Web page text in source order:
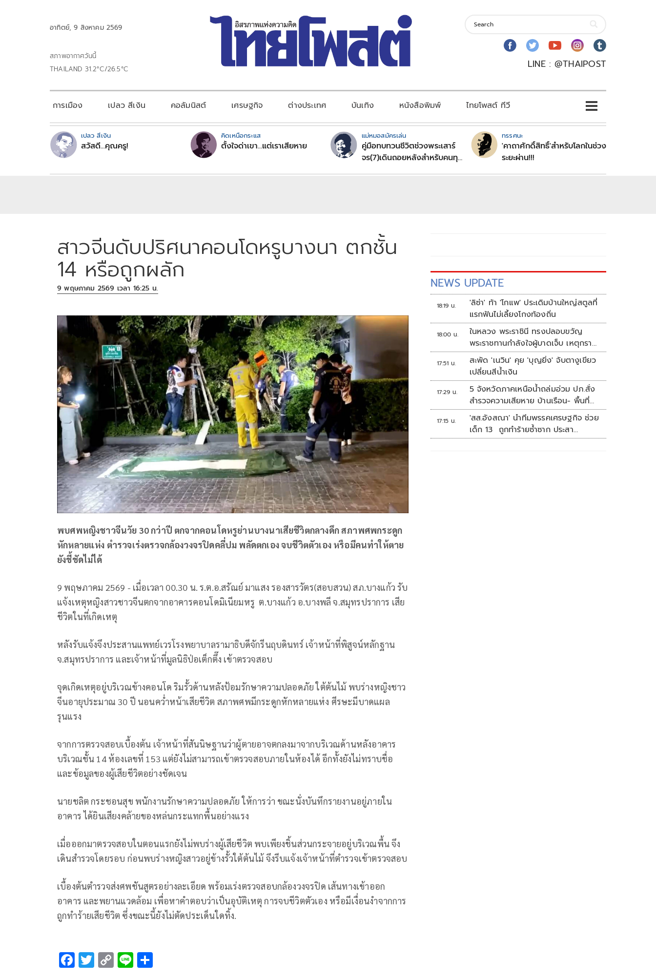
อาทิตย์, 9 สิงหาคม 2569
สภาพอากาศวันนี้
THAILAND 31.2°C/26.5°C
LINE : @THAIPOST
การเมือง เปลว สีเงิน คอลัมนิสต์ เศรษฐกิจ ต่างประเทศ บันเทิง หนังสือพิมพ์ ไทยโพสต์ ทีวี
เปลว สีเงิน
สวัสดี...คุณครู!
คิดเหนือกระแส
ตั้งใจด่าเขา...แต่เราเสียหาย
แม่หมอสมัครเล่น
คู่มือทบทวนชีวิตช่วงพระเสาร์
จร(7)เดินถอยหลังสำหรับคนทุก
ทรรศนะ
'คาถาศักดิ์สิทธิ์'สำหรับโลกในช่วง
ระยะผ่าน!!!
สาวจีนดับปริศนาคอนโดหรูบางนา ตกชั้น
14 หรือถูกผลัก
9 พฤษภาคม 2569 เวลา 16:25 น.
พบศพหญิงชาวจีนวัย 30 กว่าปี ตกจากคอนโดหรูย่านบางนาเสียชีวิตกลางดึก สภาพศพกระดูก
หักหลายแห่ง ตำรวจเร่งตรวจกล้องวงจรปิดคลี่ปม พลัดตกเอง จบชีวิตตัวเอง หรือมีคนทำให้ตาย
ยังชี้ชัดไม่ได้
9 พฤษภาคม 2569 - เมื่อเวลา 00.30 น. ร.ต.อ.สรัณย์ มาแสง รองสารวัตร(สอบสวน) สภ.บางแก้ว รับ
แจ้งเหตุหญิงสาวชาวจีนตกจากอาคารคอนโดมิเนียมหรู ต.บางแก้ว อ.บางพลี จ.สมุทรปราการ เสีย
ชีวิตในที่เกิดเหตุ
หลังรับแจ้งจึงประสานแพทย์เวรโรงพยาบาลรามาธิบดีจักรีนฤบดินทร์ เจ้าหน้าที่พิสูจน์หลักฐาน
จ.สมุทรปราการ และเจ้าหน้าที่มูลนิธิป่อเต็กตึ๊ง เข้าตรวจสอบ
จุดเกิดเหตุอยู่บริเวณข้างคอนโด ริมรั้วด้านหลังป้อมรักษาความปลอดภัย ใต้ต้นไม้ พบร่างหญิงชาว
จีนอายุประมาณ 30 ปี นอนคว่ำหน้าเสียชีวิต สภาพศพมีกระดูกหักหลายแห่ง ศีรษะมีบาดแผล
รุนแรง
จากการตรวจสอบเบื้องต้น เจ้าหน้าที่สันนิษฐานว่าผู้ตายอาจตกลงมาจากบริเวณด้านหลังอาคาร
บริเวณชั้น 14 ห้องเลขที่ 153 แต่ยังไม่สามารถเข้าตรวจสอบภายในห้องได้ อีกทั้งยังไม่ทราบชื่อ
และข้อมูลของผู้เสียชีวิตอย่างชัดเจน
นายชลิต กระชอนสุข พนักงานรักษาความปลอดภัย ให้การว่า ขณะนั่งบันทึกรายงานอยู่ภายใน
อาคาร ได้ยินเสียงคล้ายของหล่นกระแทกพื้นอย่างแรง
เมื่อออกมาตรวจสอบในตอนแรกยังไม่พบร่างผู้เสียชีวิต พบเพียงชิ้นส่วนกระจายอยู่บริเวณพื้น จึง
เดินสำรวจโดยรอบ ก่อนพบร่างหญิงสาวอยู่ข้างรั้วใต้ต้นไม้ จึงรีบแจ้งเจ้าหน้าที่ตำรวจเข้าตรวจสอบ
เบื้องต้นตำรวจส่งศพชันสูตรอย่างละเอียด พร้อมเร่งตรวจสอบกล้องวงจรปิด เส้นทางเข้าออก
อาคาร และพยานแวดล้อม เพื่อหาคำตอบว่าเป็นอุบัติเหตุ การจบชีวิตตัวเอง หรือมีเงื่อนงำจากการ
ถูกทำร้ายเสียชีวิต ซึ่งขณะนี้ยังไม่ตัดประเด็นใดทิ้ง.
F T C Li
NEWS UPDATE
18:19 น.
'ลิซ่า' ท้า 'โกแพ' ประเดิมบ้านใหญ่สตูลที่
แรกฟันไม่เลี้ยงโกงท้องถิ่น
18:00 น.
ในหลวง พระราชินี ทรงปลอบขวัญ
พระราชทานกำลังใจผู้บาดเจ็บ เหตุกราด
ยิง รร.เทพศิรินทร์นนทบุรี
17:51 น.
สะพัด 'เนวิน' คุย 'บุญยิ่ง' จับตางูเขียว
เปลี่ยนสีน้ำเงิน
17:29 น.
5 จังหวัดภาคเหนือน้ำถล่มอ่วม ปภ.สั่ง
สำรวจความเสียหาย บ้านเรือน- พื้นที่
เกษตร
17:15 น.
'สส.อังสณา' นำทีมพรรคเศรษฐกิจ ช่วย
เด็ก 13 ถูกทำร้ายซ้ำซาก ประสา
นพม.เข้าคุ้มครอง